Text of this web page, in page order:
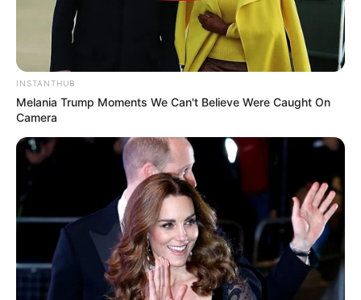
INSTANTHUB
Melania Trump Moments We Can't Believe Were Caught On
Camera